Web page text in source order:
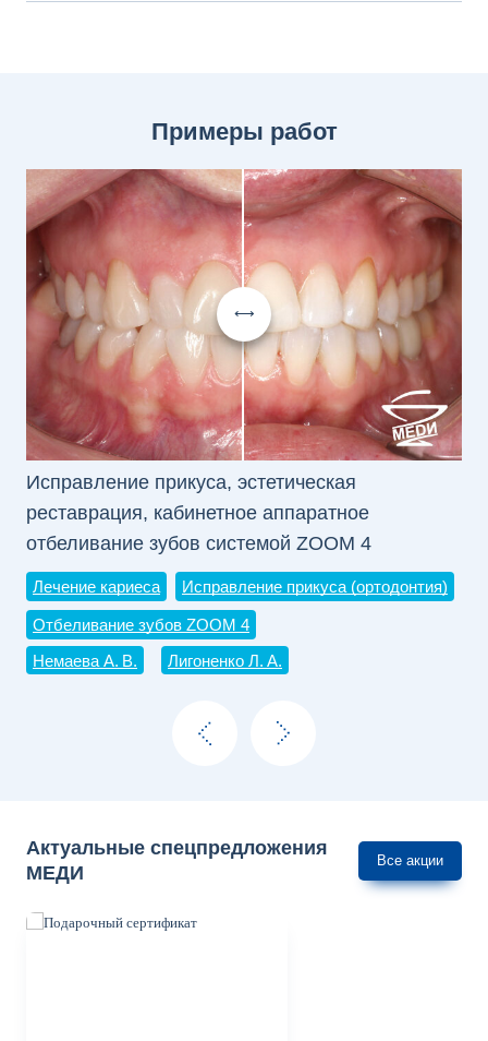
Примеры работ
Исправление прикуса, эстетическая
реставрация, кабинетное аппаратное
отбеливание зубов системой ZOOM 4
Лечение кариеса Исправление прикуса (ортодонтия)
Отбеливание зубов ZOOM 4
Немаева А. В.
Лигоненко Л. А.
Актуальные спецпредложения
МЕДИ
Все акции